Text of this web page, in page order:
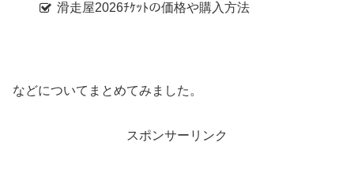
滑走屋2026ﾁｹｯﾄの価格や購入方法
などについてまとめてみました。
スポンサーリンク